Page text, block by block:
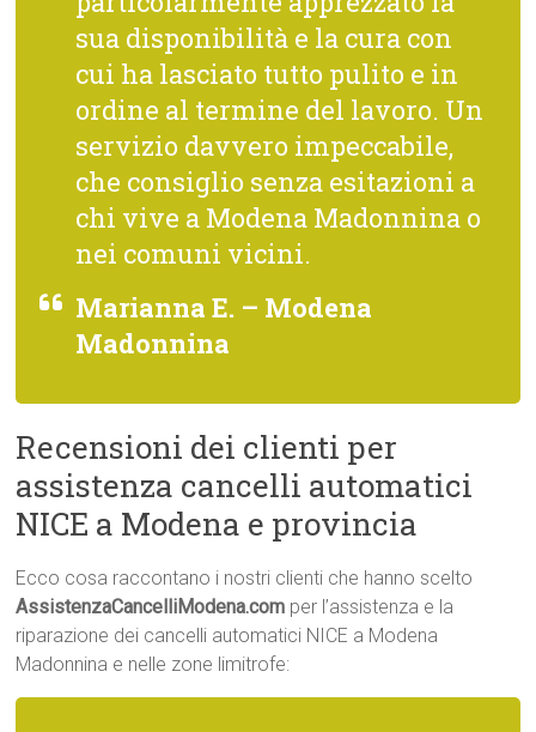
sua disponibilità e la cura con
cui ha lasciato tutto pulito e in
ordine al termine del lavoro. Un
servizio davvero impeccabile,
che consiglio senza esitazioni a
chi vive a Modena Madonnina o
nei comuni vicini.
Marianna E. – Modena
Madonnina
Recensioni dei clienti per
assistenza cancelli automatici
NICE a Modena e provincia
Ecco cosa raccontano i nostri clienti che hanno scelto
AssistenzaCancelliModena.com per l’assistenza e la
riparazione dei cancelli automatici NICE a Modena
Madonnina e nelle zone limitrofe: